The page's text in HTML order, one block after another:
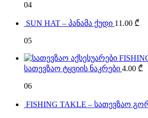
04
SUN HAT – პანამა ქუდი 11.00 ₾
05
სათევზაო ტყვიის ნაკრები 4.00 ₾
06
FISHING TAKLE – სათევზაო